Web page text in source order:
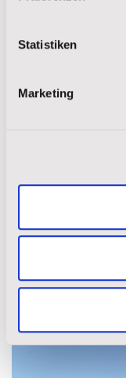
Statistiken
Marketing